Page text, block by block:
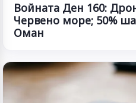
Войната Ден 160:
Червено море; 50%
Оман